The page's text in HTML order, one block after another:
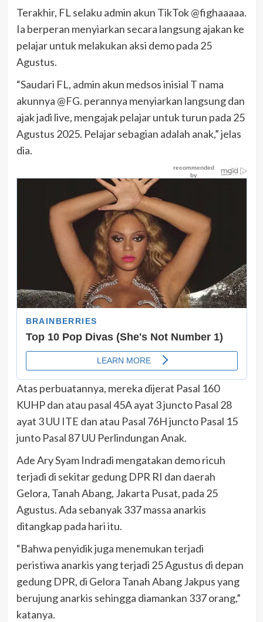
Terakhir, FL selaku admin akun TikTok @fighaaaaa.
Ia berperan menyiarkan secara langsung ajakan ke
pelajar untuk melakukan aksi demo pada 25
Agustus.
“Saudari FL, admin akun medsos inisial T nama
akunnya @FG. perannya menyiarkan langsung dan
ajak jadi live, mengajak pelajar untuk turun pada 25
Agustus 2025. Pelajar sebagian adalah anak,” jelas
dia.
Atas perbuatannya, mereka dijerat Pasal 160
KUHP dan atau pasal 45A ayat 3 juncto Pasal 28
ayat 3 UU ITE dan atau Pasal 76H juncto Pasal 15
junto Pasal 87 UU Perlindungan Anak.
Ade Ary Syam Indradi mengatakan demo ricuh
terjadi di sekitar gedung DPR RI dan daerah
Gelora, Tanah Abang, Jakarta Pusat, pada 25
Agustus. Ada sebanyak 337 massa anarkis
ditangkap pada hari itu.
“Bahwa penyidik juga menemukan terjadi
peristiwa anarkis yang terjadi 25 Agustus di depan
gedung DPR, di Gelora Tanah Abang Jakpus yang
berujung anarkis sehingga diamankan 337 orang,”
katanya.